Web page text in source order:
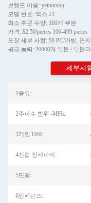
브랜드 이름: yetnorson
모델 번호: 엑스 21
최소 주문 수량: 100개 부분
가격: $2.50/pieces 100-499 pieces
포장 세부 사항: 50 PC/가방, 판
공급 능력: 20000개 부분 / 부분
세부사
1종류:
2주파수 범위 -MHz:
3게인 DBI:
4전압 정재파비:
5편광:
6임페던스: